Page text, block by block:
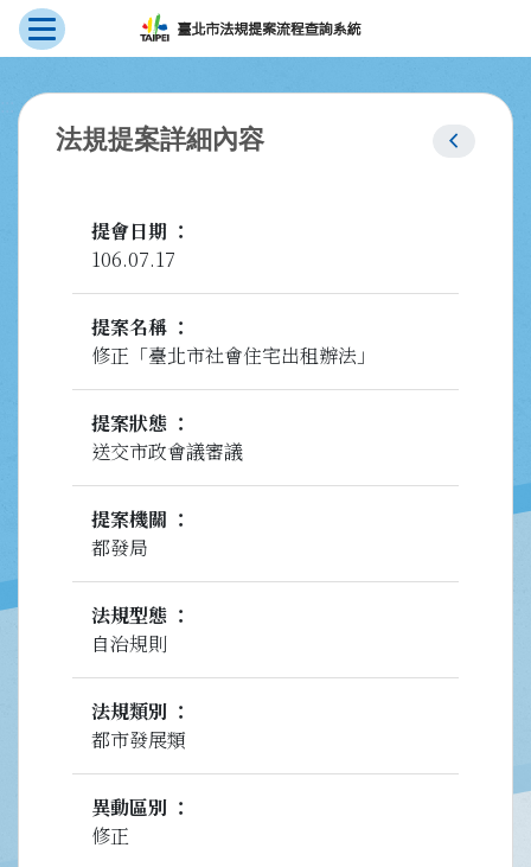
跳到主要內容
展開選單
法規提案詳細內容 chevron_left
提會日期
106.07.17
提案名稱
修正「臺北市社會住宅出租辦法」
提案狀態
送交市政會議審議
提案機關
都發局
法規型態
自治規則
法規類別
都市發展類
異動區別
修正